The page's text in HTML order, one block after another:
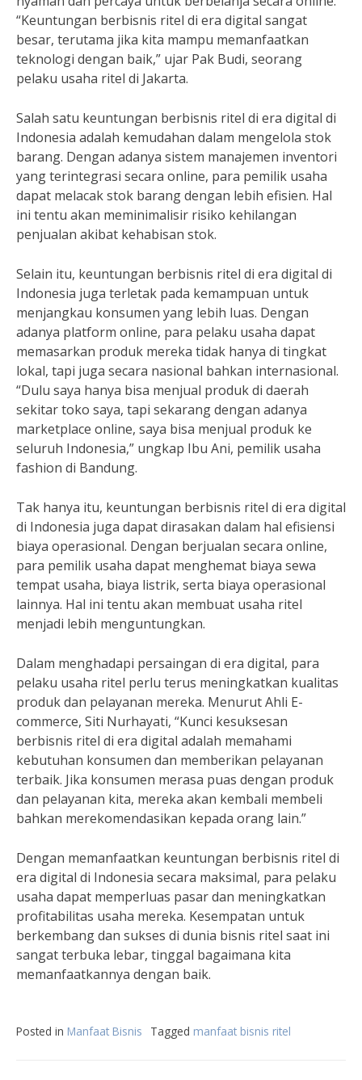
“Keuntungan berbisnis ritel di era digital sangat
besar, terutama jika kita mampu memanfaatkan
teknologi dengan baik,” ujar Pak Budi, seorang
pelaku usaha ritel di Jakarta.
Salah satu keuntungan berbisnis ritel di era digital di
Indonesia adalah kemudahan dalam mengelola stok
barang. Dengan adanya sistem manajemen inventori
yang terintegrasi secara online, para pemilik usaha
dapat melacak stok barang dengan lebih efisien. Hal
ini tentu akan meminimalisir risiko kehilangan
penjualan akibat kehabisan stok.
Selain itu, keuntungan berbisnis ritel di era digital di
Indonesia juga terletak pada kemampuan untuk
menjangkau konsumen yang lebih luas. Dengan
adanya platform online, para pelaku usaha dapat
memasarkan produk mereka tidak hanya di tingkat
lokal, tapi juga secara nasional bahkan internasional.
“Dulu saya hanya bisa menjual produk di daerah
sekitar toko saya, tapi sekarang dengan adanya
marketplace online, saya bisa menjual produk ke
seluruh Indonesia,” ungkap Ibu Ani, pemilik usaha
fashion di Bandung.
Tak hanya itu, keuntungan berbisnis ritel di era digital
di Indonesia juga dapat dirasakan dalam hal efisiensi
biaya operasional. Dengan berjualan secara online,
para pemilik usaha dapat menghemat biaya sewa
tempat usaha, biaya listrik, serta biaya operasional
lainnya. Hal ini tentu akan membuat usaha ritel
menjadi lebih menguntungkan.
Dalam menghadapi persaingan di era digital, para
pelaku usaha ritel perlu terus meningkatkan kualitas
produk dan pelayanan mereka. Menurut Ahli E-
commerce, Siti Nurhayati, “Kunci kesuksesan
berbisnis ritel di era digital adalah memahami
kebutuhan konsumen dan memberikan pelayanan
terbaik. Jika konsumen merasa puas dengan produk
dan pelayanan kita, mereka akan kembali membeli
bahkan merekomendasikan kepada orang lain.”
Dengan memanfaatkan keuntungan berbisnis ritel di
era digital di Indonesia secara maksimal, para pelaku
usaha dapat memperluas pasar dan meningkatkan
profitabilitas usaha mereka. Kesempatan untuk
berkembang dan sukses di dunia bisnis ritel saat ini
sangat terbuka lebar, tinggal bagaimana kita
memanfaatkannya dengan baik.
Posted in Manfaat Bisnis Tagged manfaat bisnis ritel